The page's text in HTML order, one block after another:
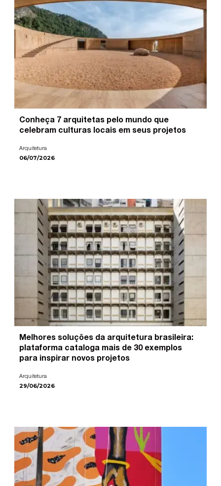
Conheça 7 arquitetas pelo mundo que
celebram culturas locais em seus projetos
Arquitetura
06/07/2026
Melhores soluções da arquitetura brasileira:
plataforma cataloga mais de 30 exemplos
para inspirar novos projetos
Arquitetura
29/06/2026